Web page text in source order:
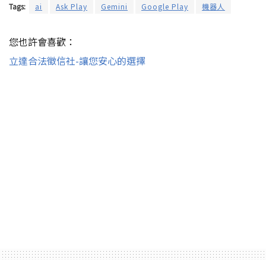
Tags: ai Ask Play Gemini Google Play 機器人
您也許會喜歡：
立達合法徵信社-讓您安心的選擇